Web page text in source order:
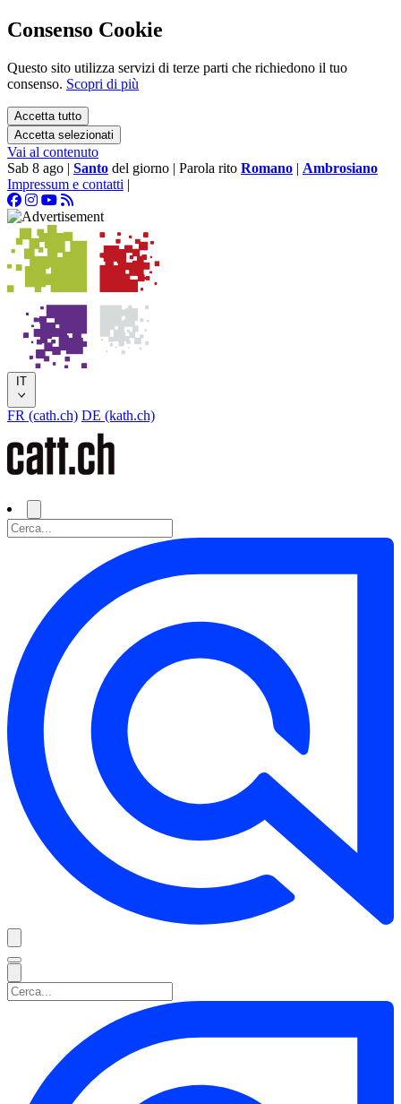
Consenso Cookie
Questo sito utilizza servizi di terze parti che richiedono il tuo
consenso. Scopri di più
Accetta tutto
Accetta selezionati
Vai al contenuto
Sab 8 ago | Santo del giorno | Parola rito Romano | Ambrosiano
Impressum e contatti |
IT
FR (cath.ch) DE (kath.ch)